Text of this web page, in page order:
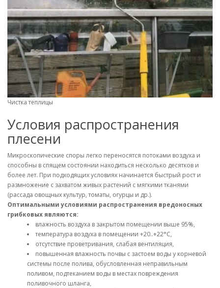
Чистка теплицы
Условия распространения
плесени
Микроскопические споры легко переносятся потоками воздуха и
способны в спящем состоянии находиться несколько десятков и
более лет. При подходящих условиях начинается быстрый рост и
размножение с захватом живых растений с мягкими тканями
(рассада овощных культур, томаты, огурцы и др.).
Оптимальными условиями распространения вредоносных
грибковых являются:
влажность воздуха в закрытом помещении выше 95%,
температура воздуха в помещении +20..+22°С,
отсутствие проветривания, слабая вентиляция,
повышенная влажность почвы с застоем воды у корневой
системы после полива, обусловленная неправильным
поливом, подтеканием воды в местах повреждения
поливочного шланга,